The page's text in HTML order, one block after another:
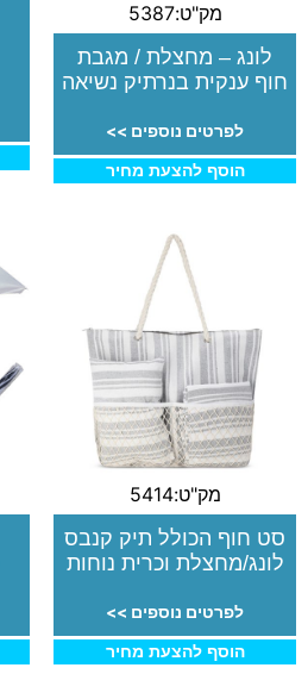
מק"ט:5387
לונג – מחצלת / מגבת
חוף ענקית בנרתיק נשיאה
לפרטים נוספים >>
הוסף להצעת מחיר
מק"ט:5414
סט חוף הכולל תיק קנבס
לונג/מחצלת וכרית נוחות
לפרטים נוספים >>
הוסף להצעת מחיר